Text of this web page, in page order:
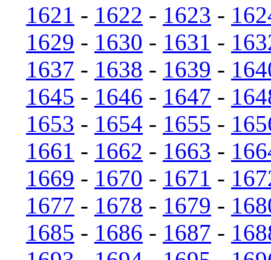
1621 - 1622 - 1623 -
1629 - 1630 - 1631 -
1637 - 1638 - 1639 -
1645 - 1646 - 1647 -
1653 - 1654 - 1655 -
1661 - 1662 - 1663 -
1669 - 1670 - 1671 -
1677 - 1678 - 1679 -
1685 - 1686 - 1687 -